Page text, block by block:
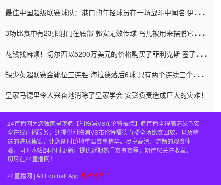
最佳中国超级联赛球队：港口的年轻球员在一场战斗中闻名 伊万放
3场比赛中有23张射门在底部 郭安无效传球 鸟儿被用来摆脱它
花钱找麻烦！切尔西以5200万美元的价格购买了菲利克斯 签了7年
缺少英超联赛金靴位三连胜 海拉德落后6球 只有两个连续三个连续
皇家马德里令人兴奋地消除了皇家学会 安彭负责造成巨大的灾难！
24直播网为您独家呈现☯️【利物浦VS布伦特福德】☯️直播全程高清绿色安
全在线直播服务，还提供利物浦VS布伦特福德直播全场比赛回放，以及精
选的进球集锦，让您随时随地重温赛事精华。尽享高清、流畅的观赛体
验，同时本站24小时更新，提供近期热门赛事赛程，期待您关注收藏，一
切尽在24直播网！
24直播网 | All Football App 网站地图